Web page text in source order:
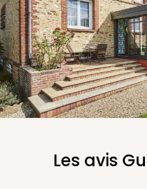
Les avis